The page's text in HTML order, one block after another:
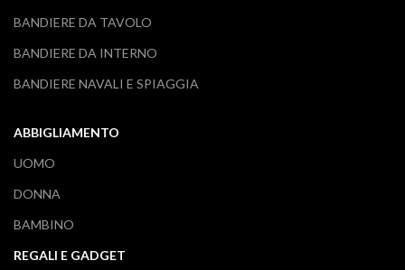
BANDIERE DA TAVOLO
BANDIERE DA INTERNO
BANDIERE NAVALI E SPIAGGIA
ABBIGLIAMENTO
UOMO
DONNA
BAMBINO
REGALI E GADGET